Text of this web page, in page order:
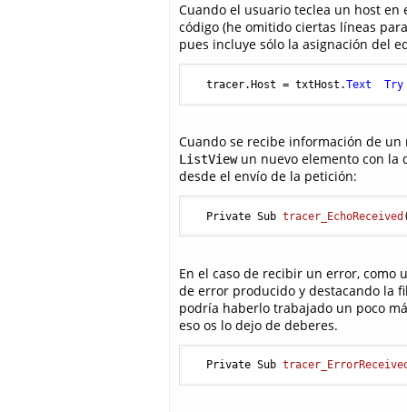
Cuando el usuario teclea un host
código (he omitido ciertas líneas
pues incluye sólo la asignación del
  tracer.Host = txtHost.
Text Try
Cuando se recibe información de
ListViewun nuevo elemento con la
desde el envío de la petición:
  Private Sub
tracer_EchoReceived
En el caso de recibir un error, como
de error producido y destacando la
podría haberlo trabajado un poco
eso os lo dejo de deberes.
  Private Sub